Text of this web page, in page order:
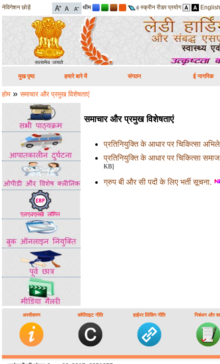
नेविगेशन छोड़ें थीम स्क्रीन रीडर प्रयोग English
मुख पृष्ठ हमारे बारे में संगठन ई नागरिक
होम» समाचार और प्रमुख विशेषताएं
समाचार और प्रमुख विशेषताएं
प्रतिनियुक्ति के आधार पर चिकित्सा
प्रतिनियुक्ति के आधार पर चिकित्सा
KB]
ग्रुप बी और सी पदों के लिए भर्ती सूचना.
अस्वीकरण कॉपीराइट नीति हाईपर लिंकिंग नीति निबंधन और